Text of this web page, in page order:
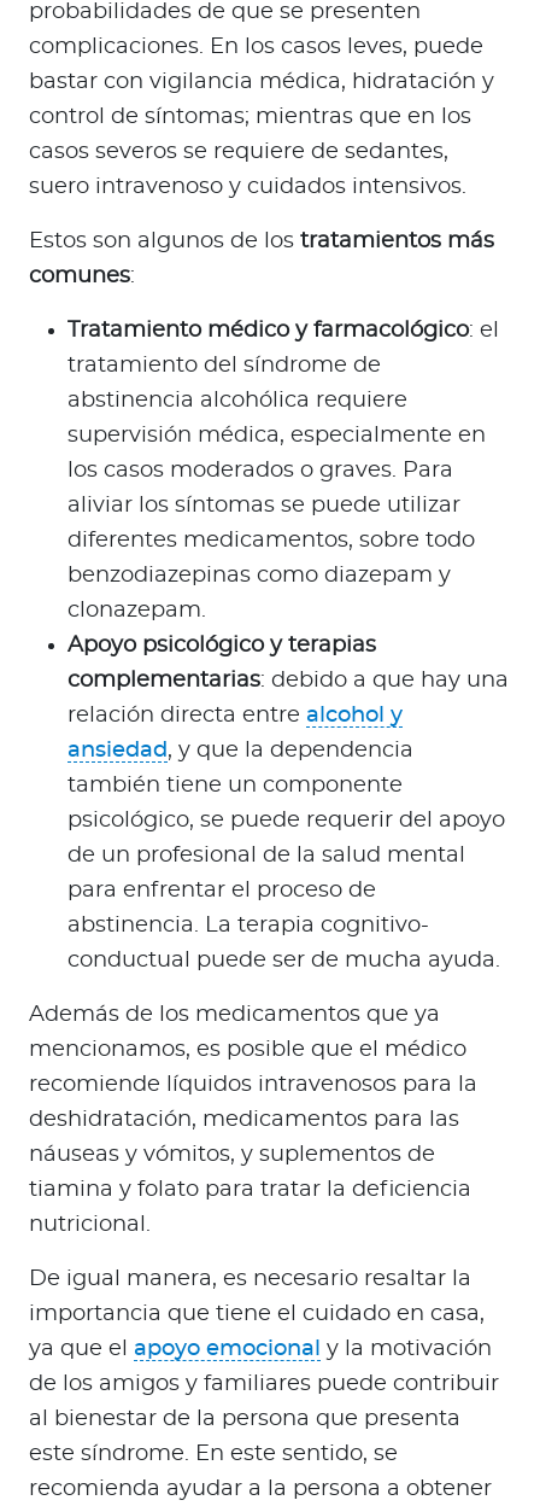
probabilidades de que se presenten
complicaciones. En los casos leves, puede
bastar con vigilancia médica, hidratación y
control de síntomas; mientras que en los
casos severos se requiere de sedantes,
suero intravenoso y cuidados intensivos.
Estos son algunos de los tratamientos más
comunes:
Tratamiento médico y farmacológico: el
tratamiento del síndrome de
abstinencia alcohólica requiere
supervisión médica, especialmente en
los casos moderados o graves. Para
aliviar los síntomas se puede utilizar
diferentes medicamentos, sobre todo
benzodiazepinas como diazepam y
clonazepam.
Apoyo psicológico y terapias
complementarias: debido a que hay una
relación directa entre alcohol y
ansiedad, y que la dependencia
también tiene un componente
psicológico, se puede requerir del apoyo
de un profesional de la salud mental
para enfrentar el proceso de
abstinencia. La terapia cognitivo-
conductual puede ser de mucha ayuda.
Además de los medicamentos que ya
mencionamos, es posible que el médico
recomiende líquidos intravenosos para la
deshidratación, medicamentos para las
náuseas y vómitos, y suplementos de
tiamina y folato para tratar la deficiencia
nutricional.
De igual manera, es necesario resaltar la
importancia que tiene el cuidado en casa,
ya que el apoyo emocional
y la motivación
de los amigos y familiares puede contribuir
al bienestar de la persona que presenta
este síndrome. En este sentido, se
recomienda ayudar a la persona a obtener